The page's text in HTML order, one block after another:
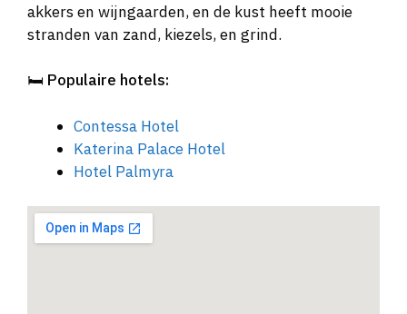
akkers en wijngaarden, en de kust heeft mooie
stranden van zand, kiezels, en grind.
🛏️ Populaire hotels:
Contessa Hotel
Katerina Palace Hotel
Hotel Palmyra